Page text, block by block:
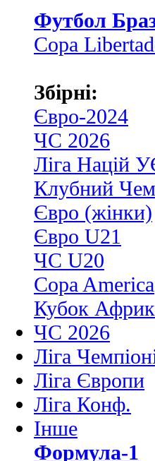
Футбол
Copa
Збірні:
Євро-2024
ЧС 2026
Ліга Націй
Клубний
Євро (жінки)
Євро U21
ЧС U20
Copa America
Кубок
ЧС 2026
Ліга
Ліга Європи
Ліга Конф.
Інше
Формула-1